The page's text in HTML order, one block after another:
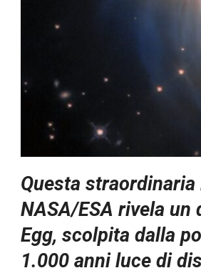
Questa
NASA/ESA rivela
Egg, scolpita dalla
1.000 anni luce di